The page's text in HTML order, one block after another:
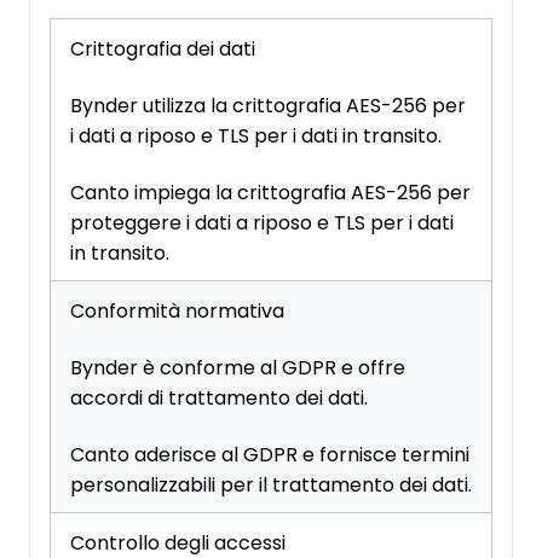
Crittografia dei dati
Bynder utilizza la crittografia AES-256 per
i dati a riposo e TLS per i dati in transito.
Canto impiega la crittografia AES-256 per
proteggere i dati a riposo e TLS per i dati
in transito.
Conformità normativa
Bynder è conforme al GDPR e offre
accordi di trattamento dei dati.
Canto aderisce al GDPR e fornisce termini
personalizzabili per il trattamento dei dati.
Controllo degli accessi